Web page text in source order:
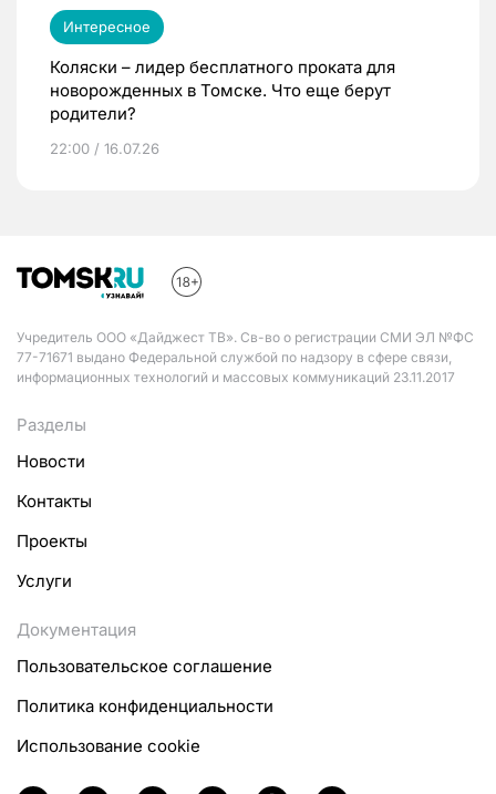
Интересное
Коляски – лидер бесплатного проката для
новорожденных в Томске. Что еще берут
родители?
22:00 / 16.07.26
Учредитель ООО «Дайджест ТВ». Св-во о регистрации СМИ ЭЛ №ФС
77-71671 выдано Федеральной службой по надзору в сфере связи,
информационных технологий и массовых коммуникаций 23.11.2017
Разделы
Новости
Контакты
Проекты
Услуги
Документация
Пользовательское соглашение
Политика конфиденциальности
Использование cookie